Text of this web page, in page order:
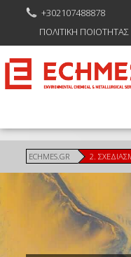
+302107488878
ΠΟΛΙΤΙΚΉ ΠΟΙΌΤΗΤΑΣ
ECHMES.GR 2.